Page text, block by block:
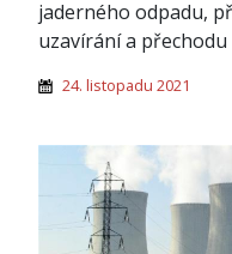
jaderného odpadu,
uzavírání a přechodu
24. listopadu 2021